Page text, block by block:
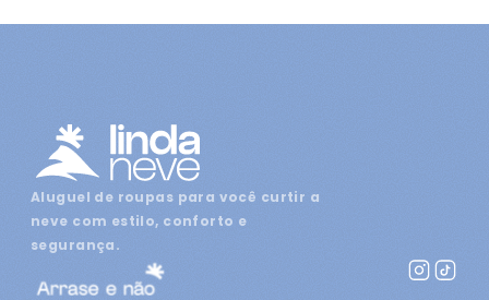
Aluguel de roupas para você curtir a
neve com estilo, conforto e
segurança.